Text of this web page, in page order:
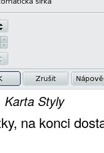
Karta Styly
na konci